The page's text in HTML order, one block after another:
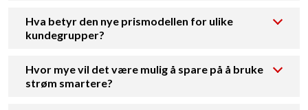
Hva betyr den nye prismodellen for ulike
kundegrupper?
Hvor mye vil det være mulig å spare på å bruke
strøm smartere?